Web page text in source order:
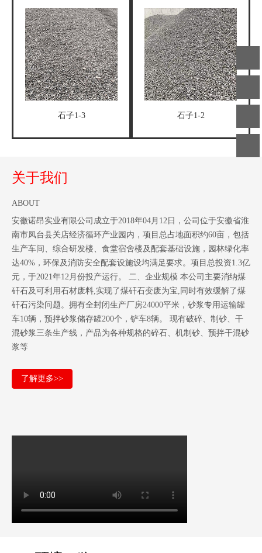
石子1-3 石子1-2
关于我们
ABOUT
安徽诺昂实业有限公司成立于2018年04月12日，公司位于安徽省淮
南市凤台县关店经济循环产业园内，项目总占地面积约60亩，包括
生产车间、综合研发楼、食堂宿舍楼及配套基础设施，园林绿化率
达40%，环保及消防安全配套设施设均满足要求。项目总投资1.3亿
元，于2021年12月份投产运行。 二、企业规模 本公司主要消纳煤
矸石及可利用石材废料,实现了煤矸石变废为宝,同时有效缓解了煤
矸石污染问题。拥有全封闭生产厂房24000平米，砂浆专用运输罐
车10辆，预拌砂浆储存罐200个，铲车8辆。 现有破碎、制砂、干
混砂浆三条生产线，产品为各种规格的碎石、机制砂、预拌干混砂
浆等
了解更多>>